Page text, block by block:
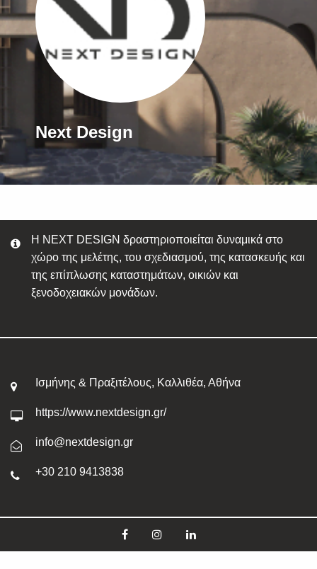
Next Design
Η NEXT DESIGN δραστηριοποιείται δυναμικά στο
χώρο της μελέτης, του σχεδιασμού, της κατασκευής και
της επίπλωσης καταστημάτων, οικιών και
ξενοδοχειακών μονάδων.
Ισμήνης & Πραξιτέλους, Καλλιθέα, Αθήνα
https://www.nextdesign.gr/
info@nextdesign.gr
+30 210 9413838